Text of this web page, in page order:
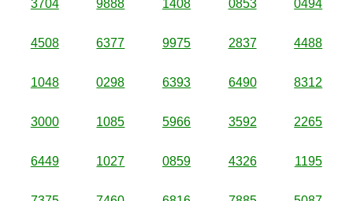
3704 9888 1408 0853 0494
4508 6377 9975 2837 4488
1048 0298 6393 6490 8312
3000 1085 5966 3592 2265
6449 1027 0859 4326 1195